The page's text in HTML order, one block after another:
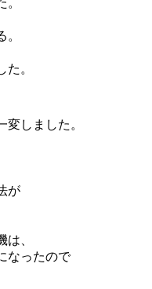
。
しました。
が
、
なったので